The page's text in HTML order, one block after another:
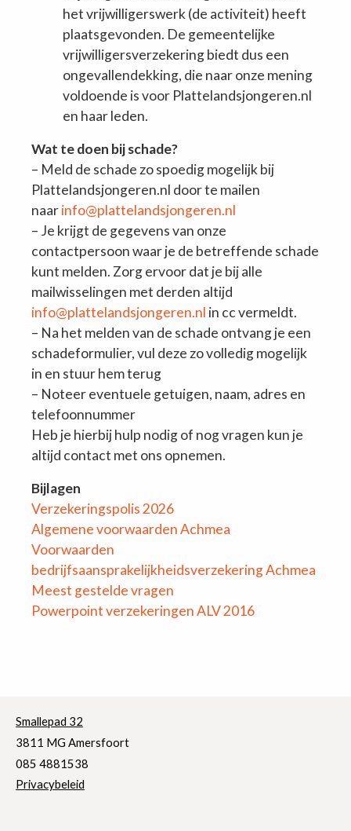
het vrijwilligerswerk (de activiteit) heeft
plaatsgevonden. De gemeentelijke
vrijwilligersverzekering biedt dus een
ongevallendekking, die naar onze mening
voldoende is voor Plattelandsjongeren.nl
en haar leden.
Wat te doen bij schade?
– Meld de schade zo spoedig mogelijk bij
Plattelandsjongeren.nl door te mailen
naarinfo@plattelandsjongeren.nl
– Je krijgt de gegevens van onze
contactpersoon waar je de betreffende schade
kunt melden. Zorg ervoor dat je bij alle
mailwisselingen met derden altijd
info@plattelandsjongeren.nl in cc vermeldt.
– Na het melden van de schade ontvang je een
schadeformulier, vul deze zo volledig mogelijk
in en stuur hem terug
– Noteer eventuele getuigen, naam, adres en
telefoonnummer
Heb je hierbij hulp nodig of nog vragen kun je
altijd contact met ons opnemen.
Bijlagen
Verzekeringspolis 2026
Algemene voorwaarden Achmea
Voorwaarden
bedrijfsaansprakelijkheidsverzekering Achmea
Meest gestelde vragen
Powerpoint verzekeringen ALV 2016
Smallepad 32
3811 MG Amersfoort
085 4881538
Privacybeleid